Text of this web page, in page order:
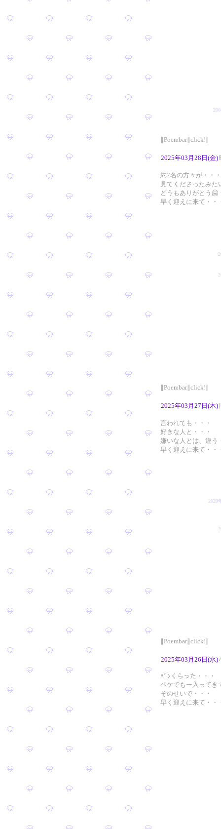
∥Poembar∥click!∥
2025年03月28日(金)
約7名の方々が・・・
見てくださったみた
どうもありがとう🤗
早く迎えに来て・・
∥Poembar∥click!∥
2025年03月27日(木)
言われても・・・
好きな人と・・・
嫌いな人とは、違う
早く迎えに来て・・
2020
∥Poembar∥click!∥
2025年03月26日(水)
ﾊﾞﾝくらった・・・
ペケでもー入ってき
そのせいで・・・
早く迎えに来て・・